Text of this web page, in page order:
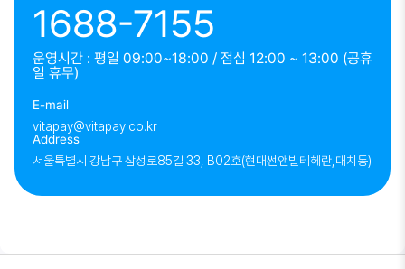
1688-7155
운영시간 : 평일 09:00~18:00 / 점심 12:00 ~ 13:00 (공휴
일 휴무)
E-mail
vitapay@vitapay.co.kr
Address
서울특별시 강남구 삼성로85길 33, B02호(현대썬앤빌테헤란,대치동)